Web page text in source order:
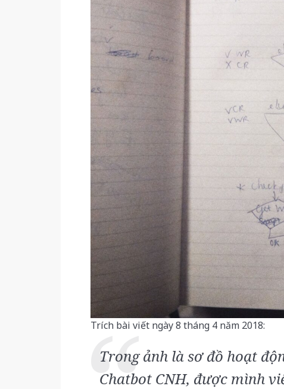
Trích bài viết ngày 8 tháng 4 năm 2018:
Trong ảnh là sơ đồ hoạt
Chatbot CNH, được mình